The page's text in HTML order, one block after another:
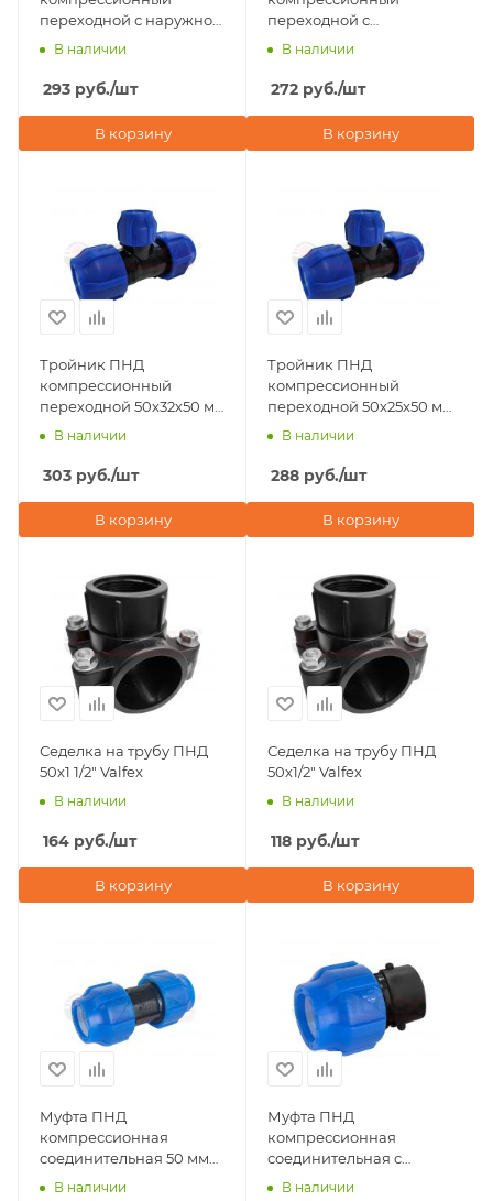
переходной с наружной
резьбой 50х1"х50 Valfex
В наличии
293 руб./шт
В корзину
переходной с
внутренней резьбой
В наличии
272 руб./шт
В корзину
Тройник ПНД
компрессионный
переходной 50х32х50 мм
Valfex
В наличии
303 руб./шт
В корзину
Тройник ПНД
компрессионный
переходной 50х25х50 мм
Valfex
В наличии
288 руб./шт
В корзину
Седелка на трубу ПНД
50х1 1/2" Valfex
В наличии
164 руб./шт
В корзину
Седелка на трубу ПНД
50х1/2" Valfex
В наличии
118 руб./шт
В корзину
Муфта ПНД
компрессионная
соединительная 50 мм
Valfex
В наличии
Муфта ПНД
компрессионная
соединительная c
внутренней резьбой
В наличии